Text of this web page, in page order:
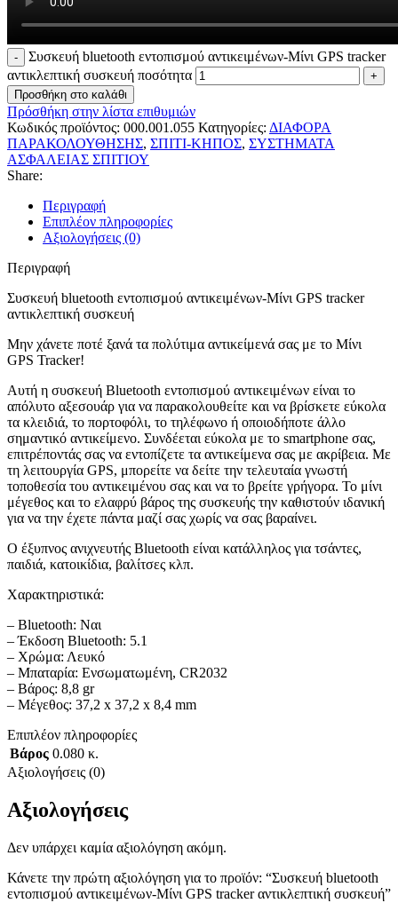
Συσκευή bluetooth εντοπισμού αντικειμένων-Μίνι GPS tracker
αντικλεπτική συσκευή ποσότητα
Προσθήκη στο καλάθι
Πρόσθήκη στην λίστα επιθυμιών
Κωδικός προϊόντος: 000.001.055 Κατηγορίες: ΔΙΑΦΟΡΑ
ΠΑΡΑΚΟΛΟΥΘΗΣΗΣ, ΣΠΙΤΙ-ΚΗΠΟΣ, ΣΥΣΤΗΜΑΤΑ
ΑΣΦΑΛΕΙΑΣ ΣΠΙΤΙΟΥ
Share:
Περιγραφή
Επιπλέον πληροφορίες
Αξιολογήσεις (0)
Περιγραφή
Συσκευή bluetooth εντοπισμού αντικειμένων-Μίνι GPS tracker
αντικλεπτική συσκευή
Μην χάνετε ποτέ ξανά τα πολύτιμα αντικείμενά σας με το Μίνι
GPS Tracker!
Αυτή η συσκευή Bluetooth εντοπισμού αντικειμένων είναι το
απόλυτο αξεσουάρ για να παρακολουθείτε και να βρίσκετε εύκολα
τα κλειδιά, το πορτοφόλι, το τηλέφωνο ή οποιοδήποτε άλλο
σημαντικό αντικείμενο. Συνδέεται εύκολα με το smartphone σας,
επιτρέποντάς σας να εντοπίζετε τα αντικείμενα σας με ακρίβεια. Με
τη λειτουργία GPS, μπορείτε να δείτε την τελευταία γνωστή
τοποθεσία του αντικειμένου σας και να το βρείτε γρήγορα. Το μίνι
μέγεθος και το ελαφρύ βάρος της συσκευής την καθιστούν ιδανική
για να την έχετε πάντα μαζί σας χωρίς να σας βαραίνει.
Ο έξυπνος ανιχνευτής Bluetooth είναι κατάλληλος για τσάντες,
παιδιά, κατοικίδια, βαλίτσες κλπ.
Χαρακτηριστικά:
– Bluetooth: Ναι
– Έκδοση Bluetooth: 5.1
– Χρώμα: Λευκό
– Μπαταρία: Ενσωματωμένη, CR2032
– Βάρος: 8,8 gr
– Μέγεθος: 37,2 x 37,2 x 8,4 mm
Επιπλέον πληροφορίες
Βάρος 0.080 κ.
Αξιολογήσεις (0)
Αξιολογήσεις
Δεν υπάρχει καμία αξιολόγηση ακόμη.
Κάνετε την πρώτη αξιολόγηση για το προϊόν: “Συσκευή bluetooth
εντοπισμού αντικειμένων-Μίνι GPS tracker αντικλεπτική συσκευή”